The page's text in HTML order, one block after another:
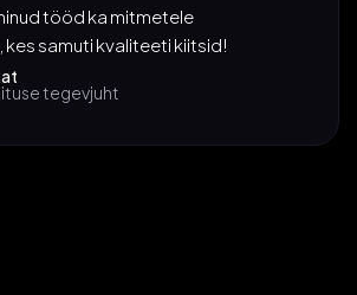
tööd ka mitmetele
samuti kvaliteeti kiitsid!
tegevjuht